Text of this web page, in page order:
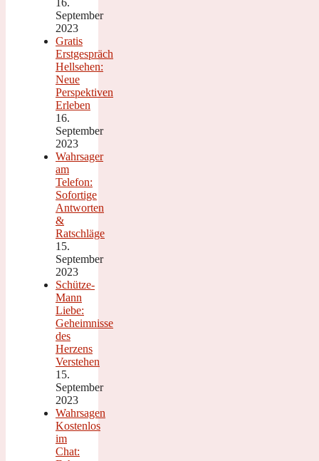
16.
September
2023
Gratis
Erstgespräch
Hellsehen:
Neue
Perspektiven
Erleben
16.
September
2023
Wahrsager
am
Telefon:
Sofortige
Antworten
&
Ratschläge
15.
September
2023
Schütze-
Mann
Liebe:
Geheimnisse
des
Herzens
Verstehen
15.
September
2023
Wahrsagen
Kostenlos
im
Chat: